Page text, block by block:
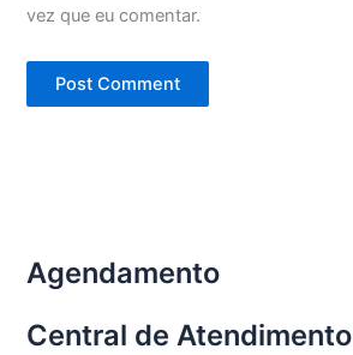
vez que eu comentar.
Agendamento
Central de Atendimento